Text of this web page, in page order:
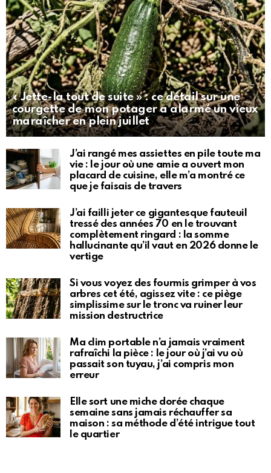
« Jette-la tout de suite » : ce détail sur une
courgette de mon potager a alarmé un vieux
maraîcher en plein juillet
J’ai rangé mes assiettes en pile toute ma
vie : le jour où une amie a ouvert mon
placard de cuisine, elle m’a montré ce
que je faisais de travers
J’ai failli jeter ce gigantesque fauteuil
tressé des années 70 en le trouvant
complètement ringard : la somme
hallucinante qu’il vaut en 2026 donne le
vertige
Si vous voyez des fourmis grimper à vos
arbres cet été, agissez vite : ce piège
simplissime sur le tronc va ruiner leur
mission destructrice
Ma clim portable n’a jamais vraiment
rafraîchi la pièce : le jour où j’ai vu où
passait son tuyau, j’ai compris mon
erreur
Elle sort une miche dorée chaque
semaine sans jamais réchauffer sa
maison : sa méthode d’été intrigue tout
le quartier